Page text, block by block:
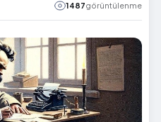
1487görüntülenme